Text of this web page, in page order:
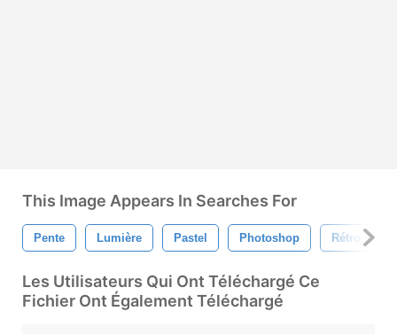
This Image Appears In Searches For
Pente Lumière Pastel Photoshop Rétro
Les Utilisateurs Qui Ont Téléchargé Ce
Fichier Ont Également Téléchargé